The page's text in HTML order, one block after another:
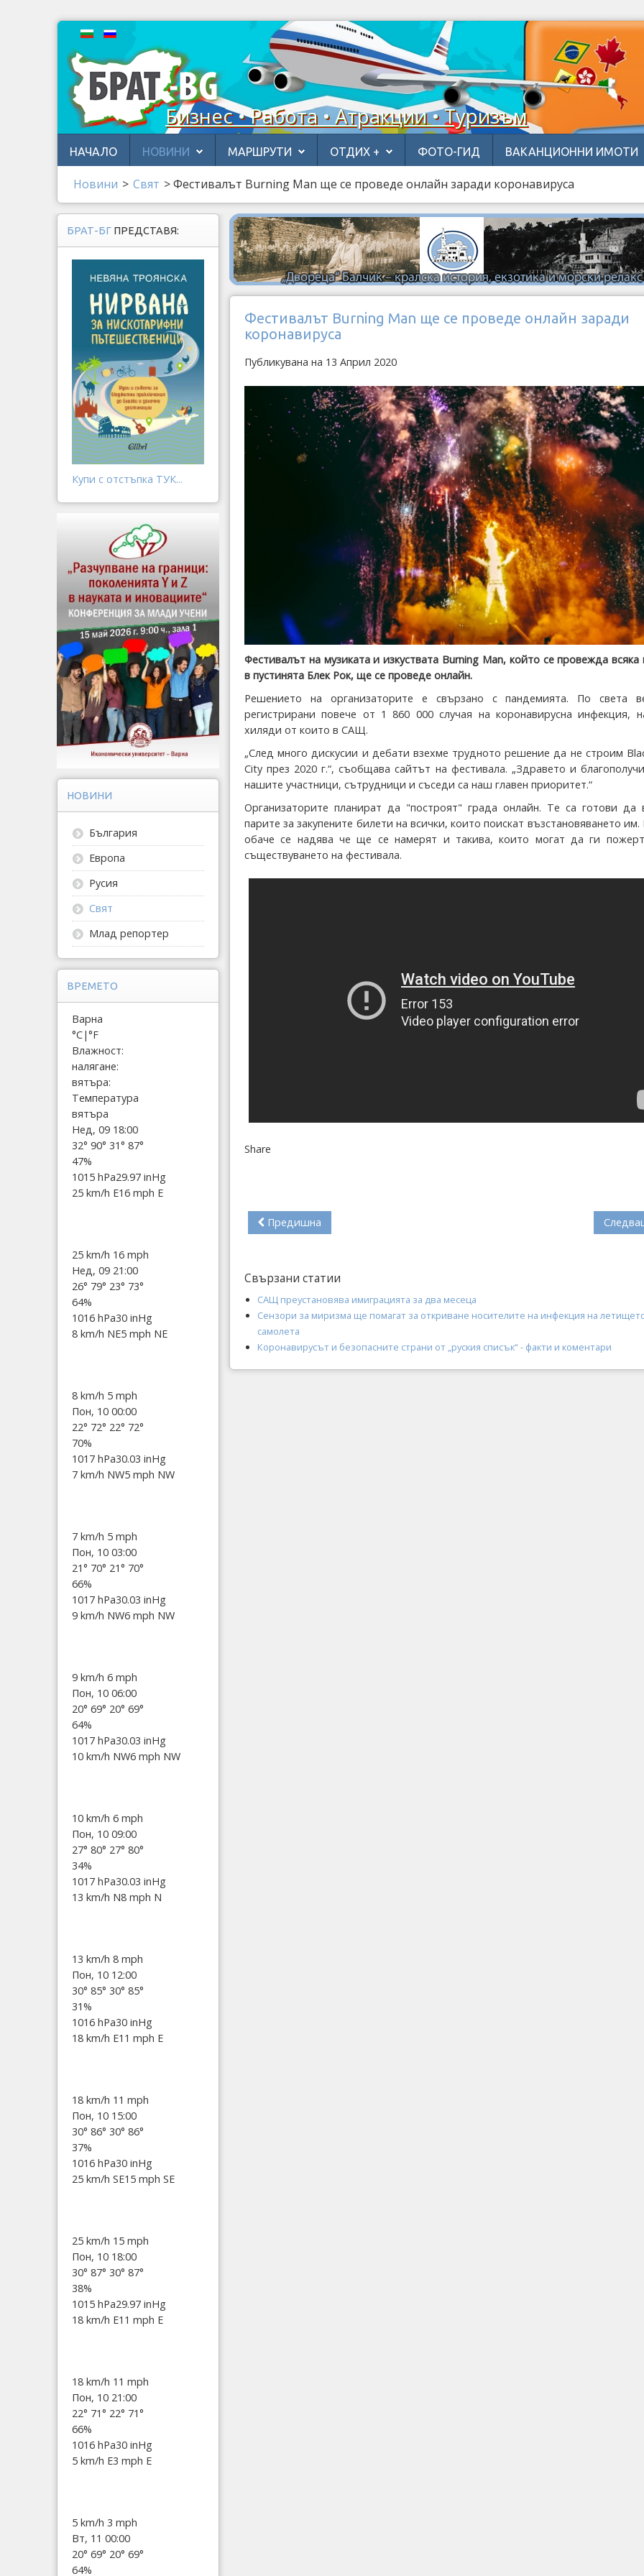
Бизнес • Работа • Атракции • Туризъм
НАЧАЛО НОВИНИ МАРШРУТИ ОТДИХ + ФОТО-ГИД ВАКАНЦИОННИ ИМОТИ
Новини > Свят >Фестивалът Burning Man ще се проведе онлайн заради коронавируса
Фестивалът Burning Man ще се проведе онлайн заради
коронавируса
Публикувана на 13 Април 2020
Фестивалът на музиката и изкуствата Burning Man, който се провежда всяка
в пустинята Блек Рок, ще се проведе онлайн.
Решението на организаторите е свързано с пандемията. По света
регистрирани повече от 1 860 000 случая на коронавирусна инфекция,
хиляди от които в САЩ.
„След много дискусии и дебати взехме трудното решение да не строим
City през 2020 г.“, съобщава сайтът на фестивала. „Здравето и
нашите участници, сътрудници и съседи са наш главен приоритет.“
Организаторите планират да "построят" града онлайн. Те са готови да
парите за закупените билети на всички, които поискат възстановяването им.
обаче се надява че ще се намерят и такива, които могат да ги
съществуването на фестивала.
Share
Предишна
Свързани статии
САЩ преустановява имиграцията за два месеца
Сензори за миризма ще помагат за откриване носителите на инфекция на
самолета
Коронавирусът и безопасните страни от „руския списък“ - факти и коментари
БРАТ-БГ ПРЕДСТАВЯ:
Купи с отстъпка ТУК...
НОВИНИ
България
Европа
Русия
Свят
Млад репортер
ВРЕМЕТО
Варна
°C|°F
Влажност:
налягане:
вятъра:
Температура
вятъра
Нед, 09 18:00
32° 90° 31° 87°
47%
1015 hPa29.97 inHg
25 km/h E16 mph E
25 km/h 16 mph
Нед, 09 21:00
26° 79° 23° 73°
64%
1016 hPa30 inHg
8 km/h NE5 mph NE
8 km/h 5 mph
Пон, 10 00:00
22° 72° 22° 72°
70%
1017 hPa30.03 inHg
7 km/h NW5 mph NW
7 km/h 5 mph
Пон, 10 03:00
21° 70° 21° 70°
66%
1017 hPa30.03 inHg
9 km/h NW6 mph NW
9 km/h 6 mph
Пон, 10 06:00
20° 69° 20° 69°
64%
1017 hPa30.03 inHg
10 km/h NW6 mph NW
10 km/h 6 mph
Пон, 10 09:00
27° 80° 27° 80°
34%
1017 hPa30.03 inHg
13 km/h N8 mph N
13 km/h 8 mph
Пон, 10 12:00
30° 85° 30° 85°
31%
1016 hPa30 inHg
18 km/h E11 mph E
18 km/h 11 mph
Пон, 10 15:00
30° 86° 30° 86°
37%
1016 hPa30 inHg
25 km/h SE15 mph SE
25 km/h 15 mph
Пон, 10 18:00
30° 87° 30° 87°
38%
1015 hPa29.97 inHg
18 km/h E11 mph E
18 km/h 11 mph
Пон, 10 21:00
22° 71° 22° 71°
66%
1016 hPa30 inHg
5 km/h E3 mph E
5 km/h 3 mph
Вт, 11 00:00
20° 69° 20° 69°
64%